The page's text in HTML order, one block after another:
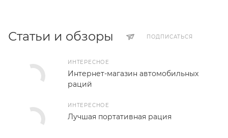
Статьи и обзоры ПОДПИСАТЬСЯ
ИНТЕРЕСНОЕ
Интернет-магазин автомобильных
раций
ИНТЕРЕСНОЕ
Лучшая портативная рация